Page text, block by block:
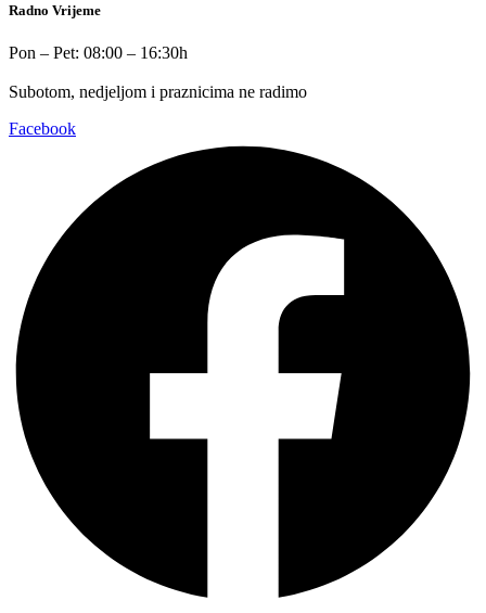
Radno Vrijeme
Pon – Pet: 08:00 – 16:30h
Subotom, nedjeljom i praznicima ne radimo
Facebook